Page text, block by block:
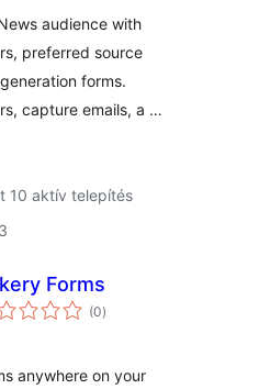
audience with
preferred source
forms.
capture emails, a …
10 aktív telepítés
Forms
(0értékelés
összesen
)
anywhere on your